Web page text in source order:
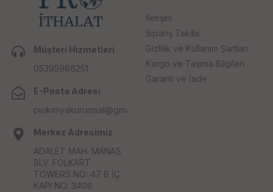
Müşteri Hizmetleri
05395986251
E-Posta Adresi
piokimyakurumsal@gmail.com
Merkez Adresimiz
ADALET MAH. MANAS
BLV. FOLKART
TOWERS NO: 47 B İÇ
KAPI NO: 3406
İletişim
Sipariş Takibi
Gizlilik ve Kullanım Şartları
Kargo ve Taşıma Bilgileri
Garanti ve İade